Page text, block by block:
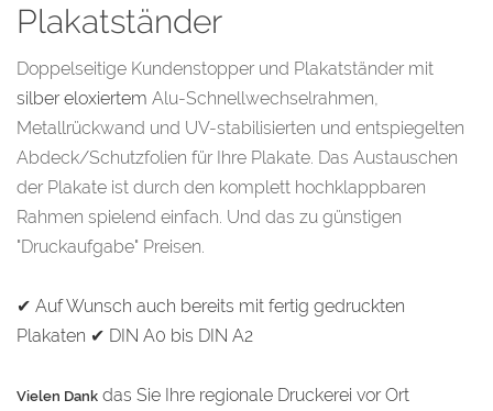
Plakatständer
Doppelseitige Kundenstopper und Plakatständer mit
silber eloxiertem Alu-Schnellwechselrahmen,
Metallrückwand und UV-stabilisierten und entspiegelten
Abdeck/Schutzfolien für Ihre Plakate. Das Austauschen
der Plakate ist durch den komplett hochklappbaren
Rahmen spielend einfach. Und das zu günstigen
"Druckaufgabe" Preisen.
✔ Auf Wunsch auch bereits mit fertig gedruckten
Plakaten ✔ DIN A0 bis DIN A2
Vielen Dank das Sie Ihre regionale Druckerei vor Ort